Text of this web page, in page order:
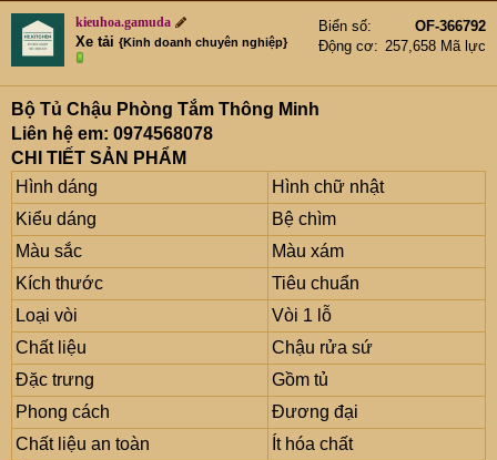
kieuhoa.gamuda
Xe tải {Kinh doanh chuyên nghiệp}
Biển số
OF-366792
Động cơ
257,658 Mã lực
Bộ Tủ Chậu Phòng Tắm Thông Minh
Liên hệ em: 0974568078
CHI TIẾT SẢN PHẨM
Hình dáng
Hình chữ nhật
Kiểu dáng
Bệ chìm
Màu sắc
Màu xám
Kích thước
Tiêu chuẩn
Loại vòi
Vòi 1 lỗ
Chất liệu
Chậu rửa sứ
Đặc trưng
Gồm tủ
Phong cách
Đương đại
Chất liệu an toàn
Ít hóa chất